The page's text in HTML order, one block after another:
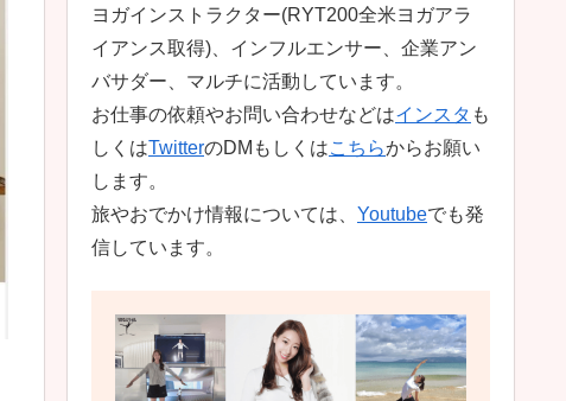
ヨガインストラクター(RYT200全米ヨガアラ
イアンス取得)、インフルエンサー、企業アン
バサダー、マルチに活動しています。
お仕事の依頼やお問い合わせなどはインスタ も
しくはTwitterのDMもしくはこちらからお願い
します。
旅やおでかけ情報については、 Youtubeでも発
信しています。